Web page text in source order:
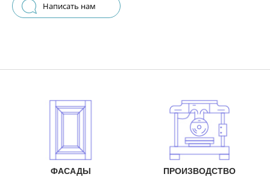
Написать нам
ФАСАДЫ ПРОИЗВОДСТВО